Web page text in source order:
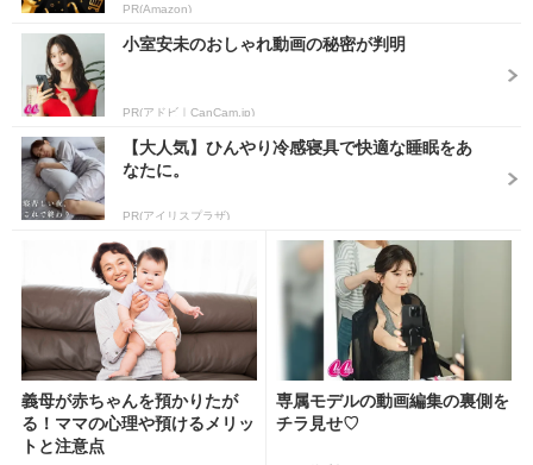
PR(Amazon)
小室安未のおしゃれ動画の秘密が判明
PR(アドビ｜CanCam.jp)
【大人気】ひんやり冷感寝具で快適な睡眠をあ
なたに。
PR(アイリスプラザ)
義母が赤ちゃんを預かりたが
る！ママの心理や預けるメリッ
トと注意点
専属モデルの動画編集の裏側を
チラ見せ♡